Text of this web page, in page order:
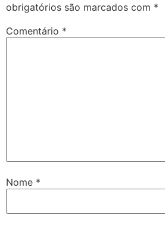
obrigatórios são marcados com *
Comentário *
Nome *